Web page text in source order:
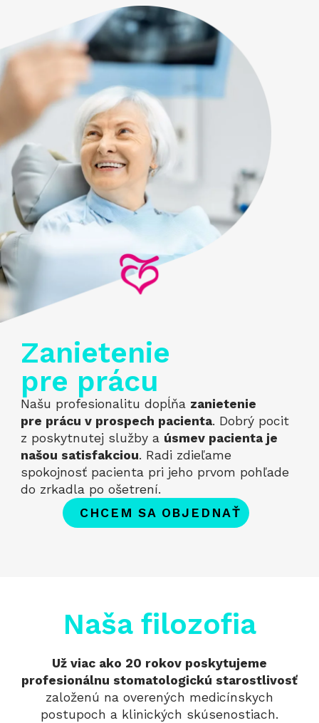
Zanietenie
pre prácu
Našu profesionalitu dopĺňa zanietenie
pre prácu v prospech pacienta. Dobrý pocit
z poskytnutej služby a úsmev pacienta je
našou satisfakciou. Radi zdieľame
spokojnosť pacienta pri jeho prvom pohľade
do zrkadla po ošetrení.
CHCEM SA OBJEDNAŤ
Naša filozofia
Už viac ako 20 rokov poskytujeme
profesionálnu stomatologickú starostlivosť
založenú na overených medicínskych
postupoch a klinických skúsenostiach.